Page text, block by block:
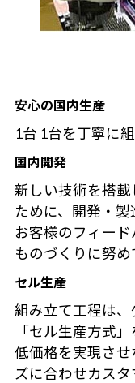
安心の国内生産
1台 1台を丁寧に
国内開発
新しい技術を搭
ために、開発・製
お客様のフィー
ものづくりに努め
セル生産
組み立て工程は
「セル生産方式」
低価格を実現さ
ズに合わせカスタ